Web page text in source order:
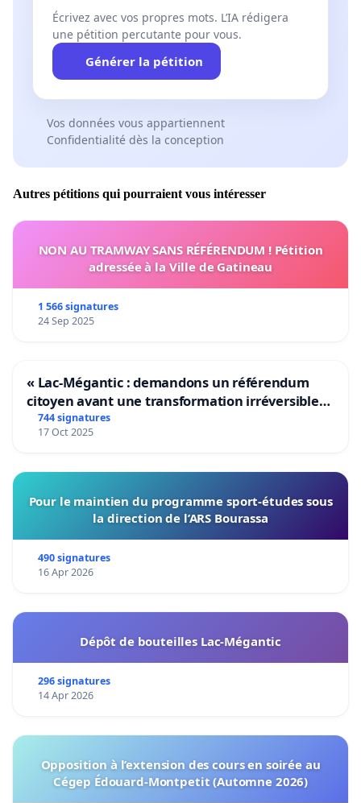
https://youtube.com/playlist?
https://www.youtube.com/playlist?
list=PLiX9HwMOdDWRE9VRokWpiq3Exl4KxB5VL
Écrivez avec vos propres mots. L’IA rédigera
une pétition percutante pour vous.
Générer la pétition
Vos données vous appartiennent
Confidentialité dès la conception
Autres pétitions qui pourraient vous intéresser
NON AU TRAMWAY SANS RÉFÉRENDUM ! Pétition
adressée à la Ville de Gatineau
1 566 signatures
24 Sep 2025
« Lac-Mégantic : demandons un référendum
citoyen avant une transformation irréversible
de notre territoire »
744 signatures
17 Oct 2025
Pour le maintien du programme sport-études sous
la direction de l’ARS Bourassa
490 signatures
16 Apr 2026
Dépôt de bouteilles Lac-Mégantic
296 signatures
14 Apr 2026
Opposition à l’extension des cours en soirée au
Cégep Édouard-Montpetit (Automne 2026)